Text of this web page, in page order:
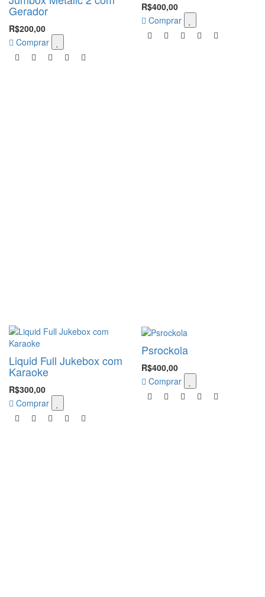
Gerador
R$200,00
Comprar
R$400,00
Comprar
Liquid Full Jukebox com
Karaoke
R$300,00
Comprar
Psrockola
R$400,00
Comprar